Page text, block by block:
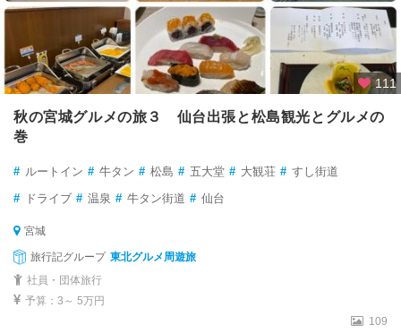
111
秋の宮城グルメの旅３ 仙台出張と松島観光とグルメの
巻
# ルートイン # 牛タン # 松島 # 五大堂 # 大観荘 # すし街道
#
ドライブ # 温泉 # 牛タン街道 # 仙台
宮城
旅行記グループ 東北グルメ周遊旅
社員・団体旅行
予算：3～ 5万円
109